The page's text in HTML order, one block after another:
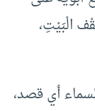
سَقْف الْبَيْتِ،
أي قصد،